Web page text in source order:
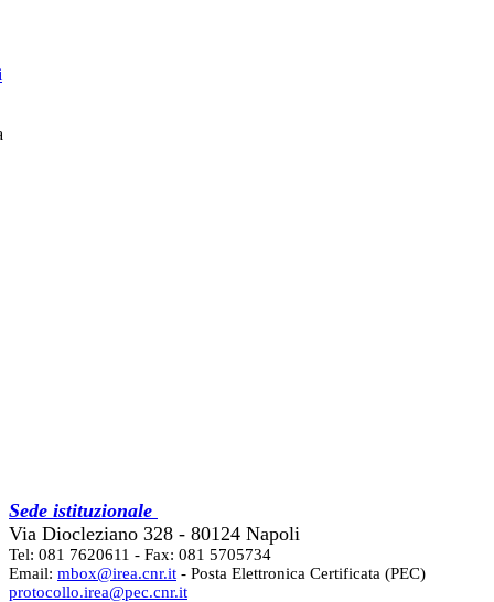
Sede istituzionale
Via Diocleziano 328 - 80124 Napoli
Tel: 081 7620611 - Fax: 081 5705734
Email: mbox@irea.cnr.it - Posta Elettronica Certificata (PEC)
protocollo.irea@pec.cnr.it